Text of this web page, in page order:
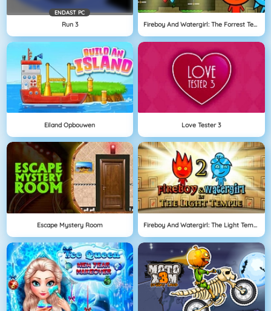
ENDAST PC
Run 3 Fireboy And Watergirl: The Forrest Temple
Eiland Opbouwen Love Tester 3
Escape Mystery Room Fireboy And Watergirl: The Light Temple